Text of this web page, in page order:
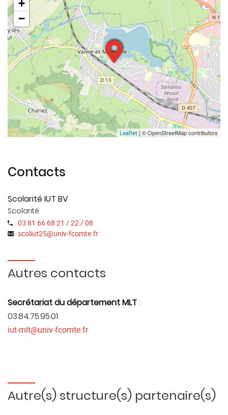
+
−
Leaflet | © OpenStreetMap contributors
Contacts
Scolarité IUT BV
Scolarité
03 81 66 68 21 / 22 / 08
scoliut25@univ-fcomte.fr
Autres contacts
Secrétariat du département MLT:
03.84.75.95.01
iut-mlt@univ-fcomte.fr
Autre(s) structure(s) partenaire(s)